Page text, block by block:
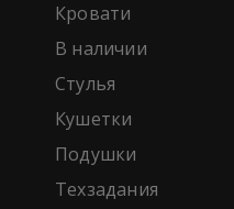
Кровати
В наличии
Стулья
Кушетки
Подушки
Техзадания